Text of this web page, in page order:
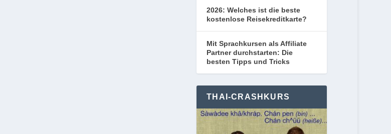
2026: Welches ist die beste
kostenlose Reisekreditkarte?
Mit Sprachkursen als Affiliate
Partner durchstarten: Die
besten Tipps und Tricks
THAI-CRASHKURS